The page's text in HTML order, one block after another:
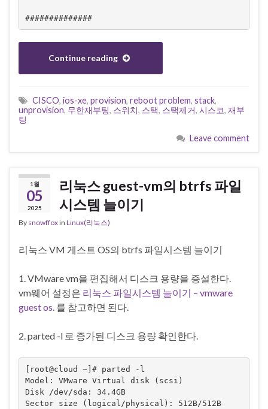
##############
Continue reading
CISCO, ios-xe, provision, reboot problem, stack,
unprovision, 무한재부팅, 스위치, 스택, 스택제거, 시스코, 재부
팅
Leave comment
1월
05
2025
리눅스 guest-vm의 btrfs 파일
시스템 늘이기
By snowffoxin Linux(리눅스)
리눅스 VM 게스트 OS의 btrfs 파일시스템 늘이기
1. VMware vm을 편집해서 디스크 용량을 증설한다.
vm웨어 설정은 리눅스 파일시스템 늘이기 – vmware
guest os. 를 참고하면 된다.
2. parted -l 로 증가된 디스크 용량 확인한다.
[root@cloud ~]# parted -l
Model: VMware Virtual disk (scsi)
Disk /dev/sda: 34.4GB
Sector size (logical/physical): 512B/512B